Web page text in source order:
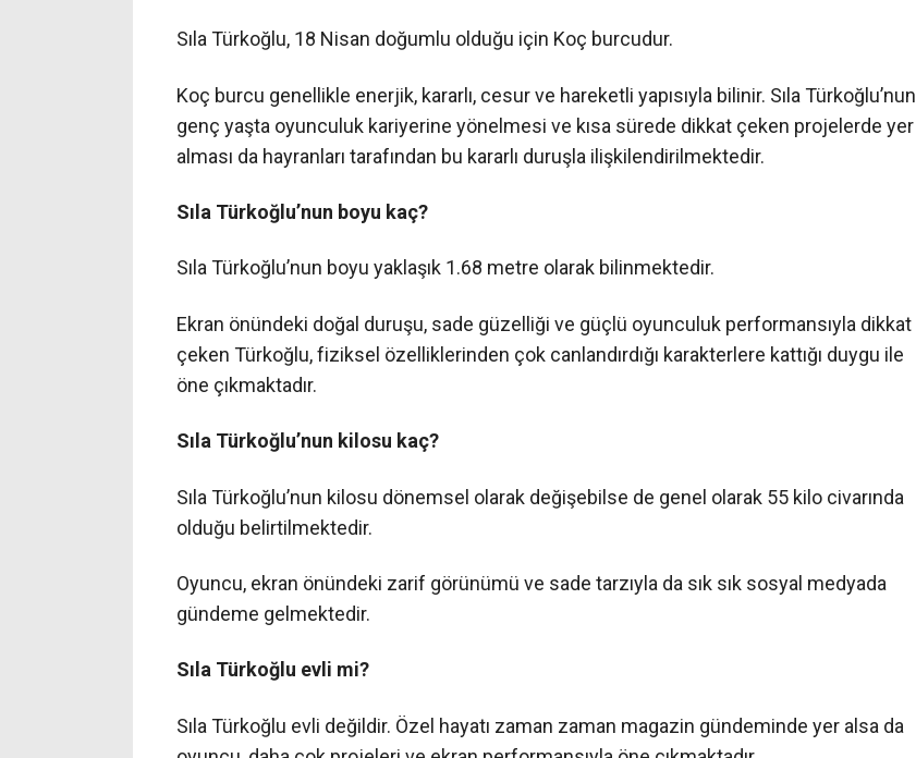
Sıla Türkoğlu, 18 Nisan doğumlu olduğu için Koç burcudur.
Koç burcu genellikle enerjik, kararlı, cesur ve hareketli yapısıyla bilinir. Sıla Türkoğlu’nun
genç yaşta oyunculuk kariyerine yönelmesi ve kısa sürede dikkat çeken projelerde yer
alması da hayranları tarafından bu kararlı duruşla ilişkilendirilmektedir.
Sıla Türkoğlu’nun boyu kaç?
Sıla Türkoğlu’nun boyu yaklaşık 1.68 metre olarak bilinmektedir.
Ekran önündeki doğal duruşu, sade güzelliği ve güçlü oyunculuk performansıyla dikkat
çeken Türkoğlu, fiziksel özelliklerinden çok canlandırdığı karakterlere kattığı duygu ile
öne çıkmaktadır.
Sıla Türkoğlu’nun kilosu kaç?
Sıla Türkoğlu’nun kilosu dönemsel olarak değişebilse de genel olarak 55 kilo civarında
olduğu belirtilmektedir.
Oyuncu, ekran önündeki zarif görünümü ve sade tarzıyla da sık sık sosyal medyada
gündeme gelmektedir.
Sıla Türkoğlu evli mi?
Sıla Türkoğlu evli değildir. Özel hayatı zaman zaman magazin gündeminde yer alsa da